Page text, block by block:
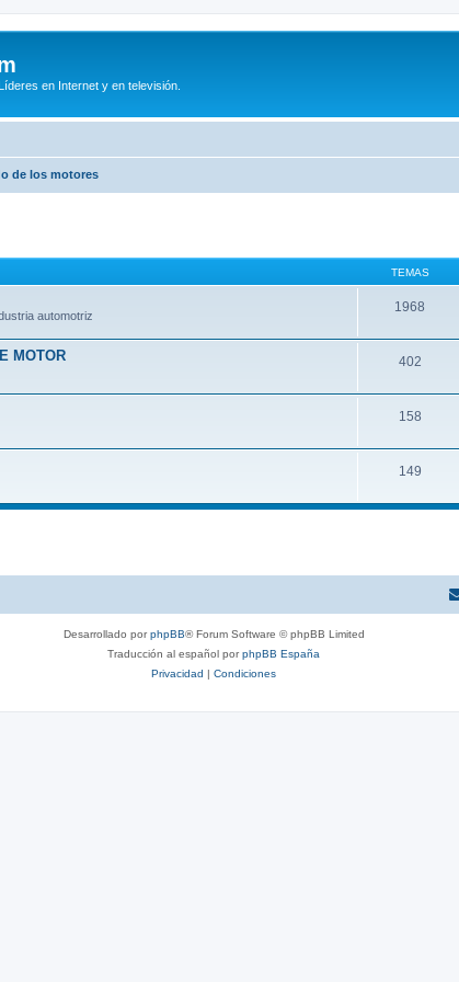
en Internet y en televisión.
de los motores
TEMAS
automotriz
1968
MOTOR 402
158
149
Desarrollado porphpBB® Forum Software © phpBB Limited
Traducción al español porphpBB España
Privacidad | Condiciones